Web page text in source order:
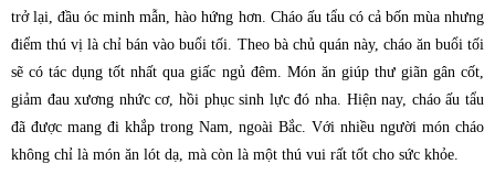
trở lại, đầu óc minh mẫn, hào hứng hơn. Cháo ấu tẩu có cả bốn mùa nhưng
điểm thú vị là chỉ bán vào buổi tối. Theo bà chủ quán này, cháo ăn buổi tối
sẽ có tác dụng tốt nhất qua giấc ngủ đêm. Món ăn giúp thư giãn gân cốt,
giảm đau xương nhức cơ, hồi phục sinh lực đó nha. Hiện nay, cháo ấu tẩu
đã được mang đi khắp trong Nam, ngoài Bắc. Với nhiều người món cháo
không chỉ là món ăn lót dạ, mà còn là một thú vui rất tốt cho sức khỏe.